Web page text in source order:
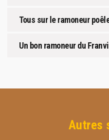
Tous sur le ramoneur
Un bon ramoneur du
Autres